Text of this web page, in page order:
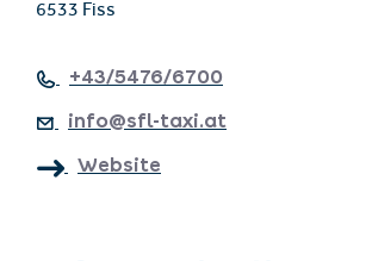
6533 Fiss
+43/5476/6700
info@sfl-taxi.at
Website